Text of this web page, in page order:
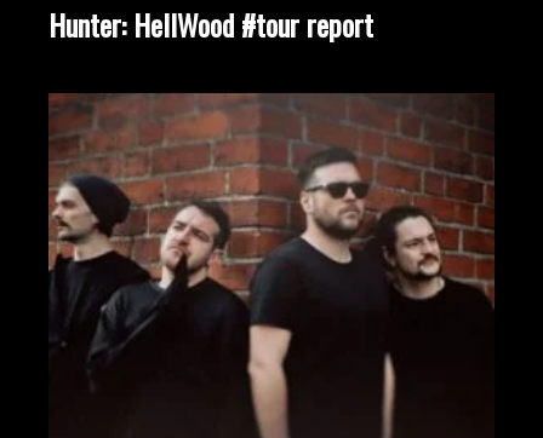
Hunter: HellWood #tour report